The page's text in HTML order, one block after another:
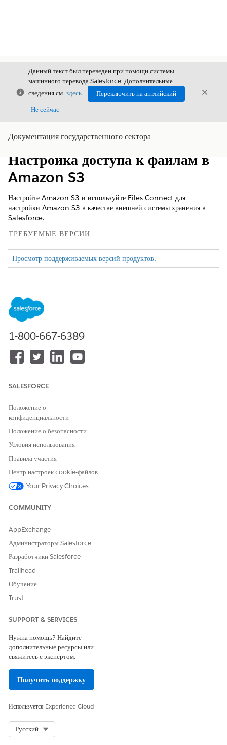
Закрыть
Данный текст был переведен при помощи системы
машинного перевода Salesforce. Дополнительные
сведения см. здесь.
Переключить на английский
Не сейчас
Документация государственного сектора
Показать содержание
Содержание
Настройка доступа к файлам в
Amazon S3
Настройте Amazon S3 и используйте Files Connect для
настройки Amazon S3 в качестве внешней системы хранения в
Salesforce.
ТРЕБУЕМЫЕ ВЕРСИИ
Просмотр поддерживаемых версий продуктов.
S3
Прежде чем настраивать и использовать файлы в Amazon S3,
просмотрите данные рекомендации.
Salesforce использует Files Connect для доступа к файлам из
внешних систем, включая Amazon S3. Хотя Files Connect
поддерживается как в Salesforce Classic, так и в Lightning
Поскольку Salesforce использует предподписанные URL-адреса
сегменты Amazon S3 доступны в той же сети, с которой
пользователи заходят в Salesforce.
доступа к файлам в Amazon S3
Создайте набор полномочий для администраторов для
подключения к Amazon S3 и управления файлами в сегментах
Amazon S3.
Доступ к файлам Amazon S3, ссылка на запись и потоковая
данных в Salesforce.
1-800-667-6389
SALESFORCE
Положение о
конфиденциальности
Положение о безопасности
Условия использования
Правила участия
Центр настроек cookie-файлов
Your Privacy Choices
COMMUNITY
AppExchange
Администраторы Salesforce
Разработчики Salesforce
Trailhead
Обучение
Trust
SUPPORT & SERVICES
Нужна помощь? Найдите
дополнительные ресурсы или
свяжитесь с экспертом.
Получить поддержку
Используется Experience Cloud
Русский